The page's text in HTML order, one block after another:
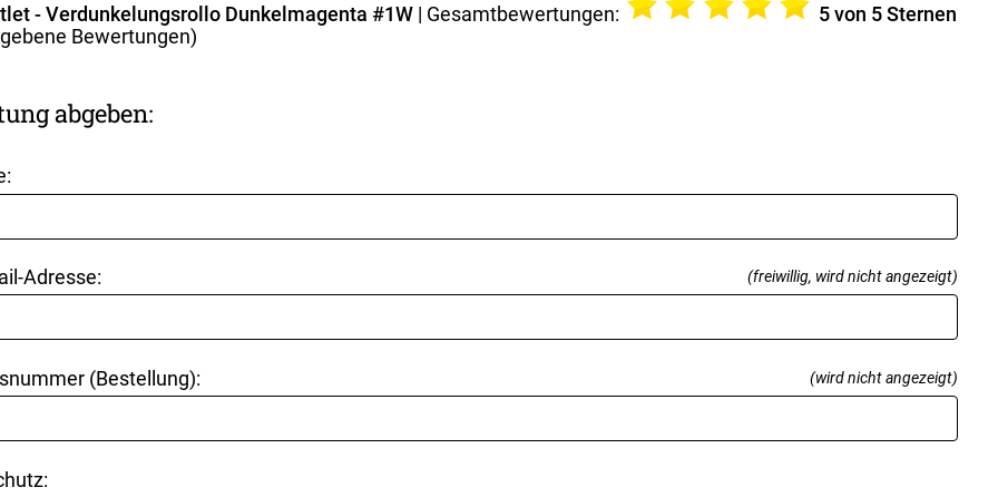
- Verdunkelungsrollo Dunkelmagenta #1W| Gesamtbewertungen: 5von 5 Sternen
Bewertungen)
abgeben:
Adresse: (freiwillig, wird nicht angezeigt)
(Bestellung): (wird nicht angezeigt)